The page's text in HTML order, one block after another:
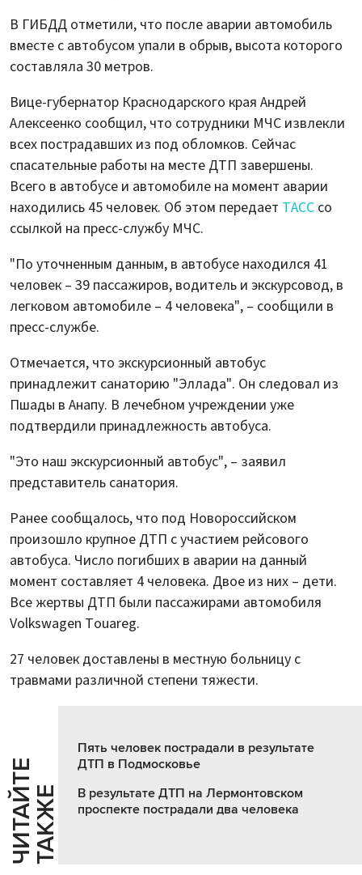
В ГИБДД отметили, что после аварии автомобиль
вместе с автобусом упали в обрыв, высота которого
составляла 30 метров.
Вице-губернатор Краснодарского края Андрей
Алексеенко сообщил, что сотрудники МЧС извлекли
всех пострадавших из под обломков. Сейчас
спасательные работы на месте ДТП завершены.
Всего в автобусе и автомобиле на момент аварии
находились 45 человек. Об этом передает ТАСС со
ссылкой на пресс-службу МЧС.
"По уточненным данным, в автобусе находился 41
человек – 39 пассажиров, водитель и экскурсовод, в
легковом автомобиле – 4 человека", – сообщили в
пресс-службе.
Отмечается, что экскурсионный автобус
принадлежит санаторию "Эллада". Он следовал из
Пшады в Анапу. В лечебном учреждении уже
подтвердили принадлежность автобуса.
"Это наш экскурсионный автобус", – заявил
представитель санатория.
Ранее сообщалось, что под Новороссийском
произошло крупное ДТП с участием рейсового
автобуса. Число погибших в аварии на данный
момент составляет 4 человека. Двое из них – дети.
Все жертвы ДТП были пассажирами автомобиля
Volkswagen Touareg.
27 человек доставлены в местную больницу с
травмами различной степени тяжести.
Ч
И
Т
АЙ
Т
Е
Т
А
К
ЖЕ
Пять человек пострадали в результате
ДТП в Подмосковье
В результате ДТП на Лермонтовском
проспекте пострадали два человека